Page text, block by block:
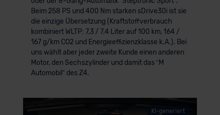
Beim 258 PS und 400 Nm starken sDrive30i ist sie
die einzige Übersetzung (Kraftstoffverbrauch
kombiniert WLTP: 7,3 / 7,4 Liter auf 100 km, 164 /
167 g/km CO2 und Energieeffizienzklasse k.A.). Bei
uns wählt aber jeder zweite Kunde einen anderen
Motor, den Sechszylinder und damit das “M
Automobil” des Z4.
KI-generiert